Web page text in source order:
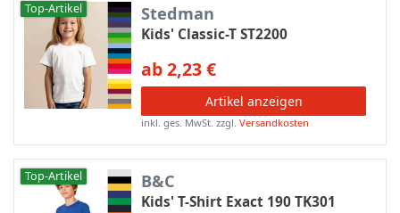
Top-Artikel Stedman
Kids' Classic-T ST2200
ab 2,23 €
Artikel anzeigen
inkl. ges. MwSt. zzgl.Versandkosten
Top-Artikel B&C
Kids' T-Shirt Exact 190 TK301